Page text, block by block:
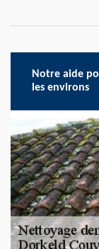
Notre aide
les environs